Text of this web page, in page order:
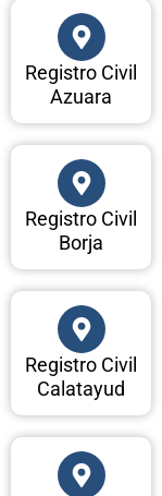
Registro Civil
Azuara
Registro Civil
Borja
Registro Civil
Calatayud